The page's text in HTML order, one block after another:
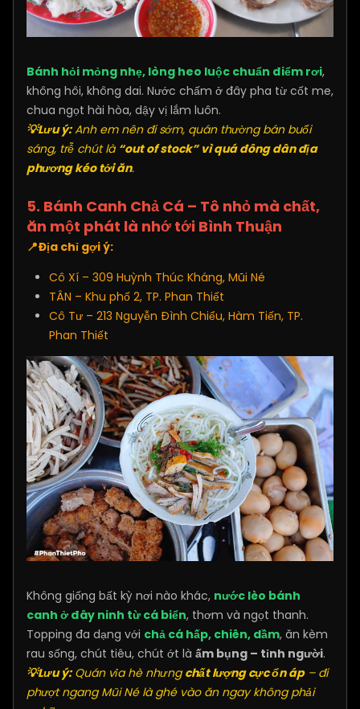
Bánh hỏi mỏng nhẹ, lòng heo luộc chuẩn điểm rơi,
không hôi, không dai. Nước chấm ở đây pha từ cốt me,
chua ngọt hài hòa, dậy vị lắm luôn.
💡Lưu ý:Anh em nên đi sớm, quán thường bán buổi
sáng, trễ chút là “out of stock” vì quá đông dân địa
phương kéo tới ăn.
5. Bánh Canh Chả Cá – Tô nhỏ mà chất,
ăn một phát là nhớ tới Bình Thuận
📍Địa chỉ gợi ý:
Cô Xí – 309 Huỳnh Thúc Kháng, Mũi Né
TÂN – Khu phố 2, TP. Phan Thiết
Cô Tư – 213 Nguyễn Đình Chiểu, Hàm Tiến, TP.
Phan Thiết
Không giống bất kỳ nơi nào khác, nước lèo bánh
canh ở đây ninh từ cá biển, thơm và ngọt thanh.
Topping đa dạng với chả cá hấp, chiên, dầm, ăn kèm
rau sống, chút tiêu, chút ớt là ấm bụng – tỉnh người.
💡Lưu ý:Quán vỉa hè nhưngchất lượng cực ổn áp– đi
phượt ngang Mũi Né là ghé vào ăn ngay không phải